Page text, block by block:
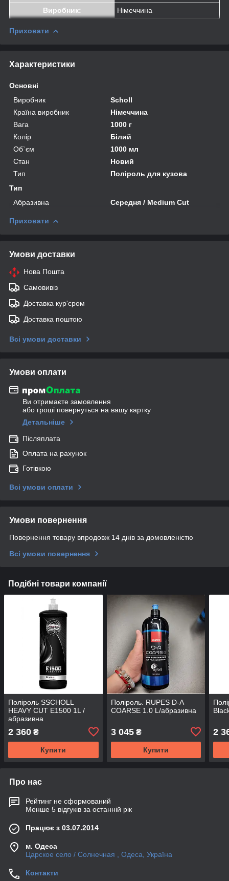
Виробник:
Німеччина
Приховати
Характеристики
Основні
Виробник
Scholl
Країна виробник
Німеччина
Вага
1000 г
Колір
Білий
Об`єм
1000 мл
Стан
Новий
Тип
Поліроль для кузова
Тип
Абразивна
Середня / Medium Cut
Приховати
Умови доставки
Нова Пошта
Самовивіз
Доставка кур'єром
Доставка поштою
Всі умови доставки
Умови оплати
Ви отримаєте замовлення
або гроші повернуться на вашу картку
Детальніше
Післяплата
Оплата на рахунок
Готівкою
Всі умови оплати
Умови повернення
Повернення товару впродовж 14 днів за домовленістю
Всі умови повернення
Подібні товари компанії
Поліроль SSCHOLL
HEAVY CUT E1500 1L /
абразивна
2 360 ₴
Купити
Поліроль. RUPES D-A
COARSE 1.0 L/абразивна
3 045₴
Купити
2
Про нас
Рейтинг не сформований
Менше 5 відгуків за останній рік
Працює з 03.07.2014
м. Одеса
Царское село / Солнечная , Одеса, Україна
Контакти